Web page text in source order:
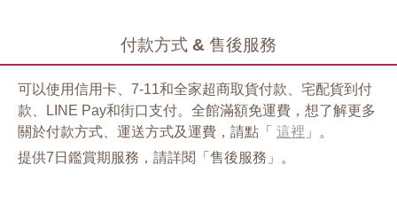
付款方式 & 售後服務
可以使用信用卡、7-11和全家超商取貨付款、宅配貨到付
款、LINE Pay和街口支付。全館滿額免運費，想了解更多
關於付款方式、運送方式及運費，請點「 這裡 」。
提供7日鑑賞期服務，請詳閱「售後服務」。